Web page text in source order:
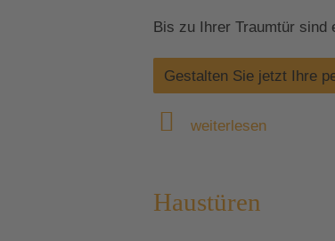
Bis zu Ihrer Traumtür sind
Gestalten Sie jetzt Ihre
weiterlesen
Haustüren